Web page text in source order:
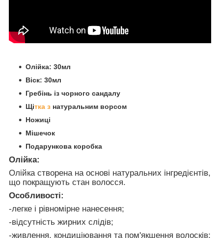
Олійка: 30мл
Віск: 30мл
Гребінь із чорного сандалу
Щітка з натуральним ворсом
Ножиці
Мішечок
Подарункова коробка
Олійка:
Олійка створена на основі натуральних інгредієнтів,
що покращують стан волосся.
Особливості:
-легке і рівномірне нанесення;
-відсутність жирних слідів;
-живлення, кондиціювання та пом'якшення волосків;